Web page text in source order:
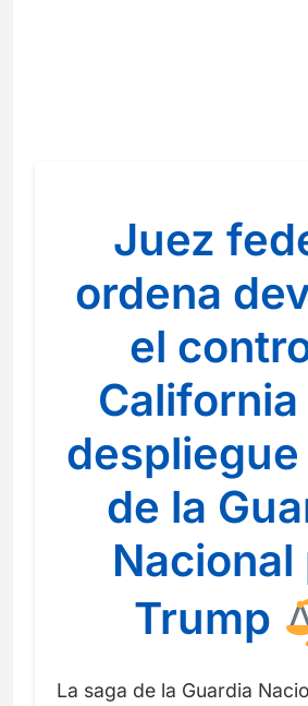
Juez
ordena
el
de la
Nacional
Trump
La saga de la Guardia